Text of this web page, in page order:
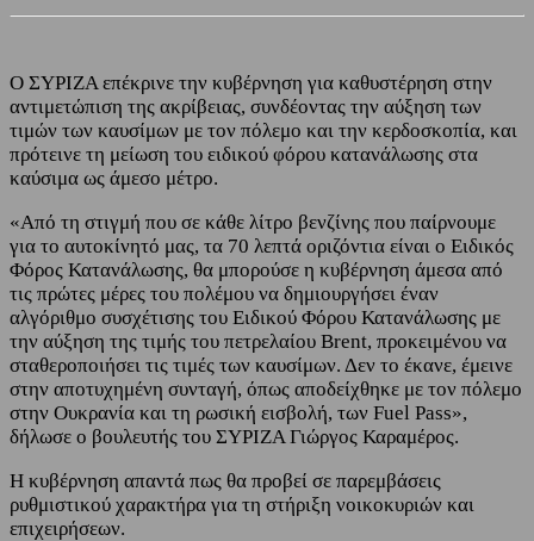
Ο ΣΥΡΙΖΑ επέκρινε την κυβέρνηση για καθυστέρηση στην
αντιμετώπιση της ακρίβειας, συνδέοντας την αύξηση των
τιμών των καυσίμων με τον πόλεμο και την κερδοσκοπία, και
πρότεινε τη μείωση του ειδικού φόρου κατανάλωσης στα
καύσιμα ως άμεσο μέτρο.
«Από τη στιγμή που σε κάθε λίτρο βενζίνης που παίρνουμε
για το αυτοκίνητό μας, τα 70 λεπτά οριζόντια είναι ο Ειδικός
Φόρος Κατανάλωσης, θα μπορούσε η κυβέρνηση άμεσα από
τις πρώτες μέρες του πολέμου να δημιουργήσει έναν
αλγόριθμο συσχέτισης του Ειδικού Φόρου Κατανάλωσης με
την αύξηση της τιμής του πετρελαίου Brent, προκειμένου να
σταθεροποιήσει τις τιμές των καυσίμων. Δεν το έκανε, έμεινε
στην αποτυχημένη συνταγή, όπως αποδείχθηκε με τον πόλεμο
στην Ουκρανία και τη ρωσική εισβολή, των Fuel Pass»,
δήλωσε ο βουλευτής του ΣΥΡΙΖΑ Γιώργος Καραμέρος.
Η κυβέρνηση απαντά πως θα προβεί σε παρεμβάσεις
ρυθμιστικού χαρακτήρα για τη στήριξη νοικοκυριών και
επιχειρήσεων.